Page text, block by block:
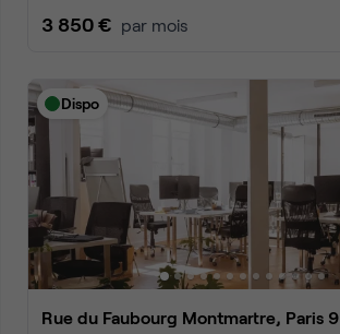
3 850 € par mois
Dispo
Rue du Faubourg Montmartre, Paris 9